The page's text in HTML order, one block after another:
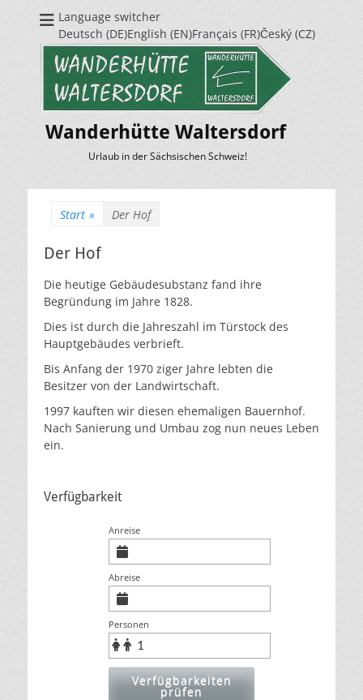
Language switcher
Deutsch (DE)English (EN)Français (FR)Český (CZ)
Wanderhütte Waltersdorf
Urlaub in der Sächsischen Schweiz!
Start » Der Hof
Der Hof
Die heutige Gebäudesubstanz fand ihre
Begründung im Jahre 1828.
Dies ist durch die Jahreszahl im Türstock des
Hauptgebäudes verbrieft.
Bis Anfang der 1970 ziger Jahre lebten die
Besitzer von der Landwirtschaft.
1997 kauften wir diesen ehemaligen Bauernhof.
Nach Sanierung und Umbau zog nun neues Leben
ein.
Verfügbarkeit
Anreise
Abreise
Personen
Verfügbarkeiten
prüfen